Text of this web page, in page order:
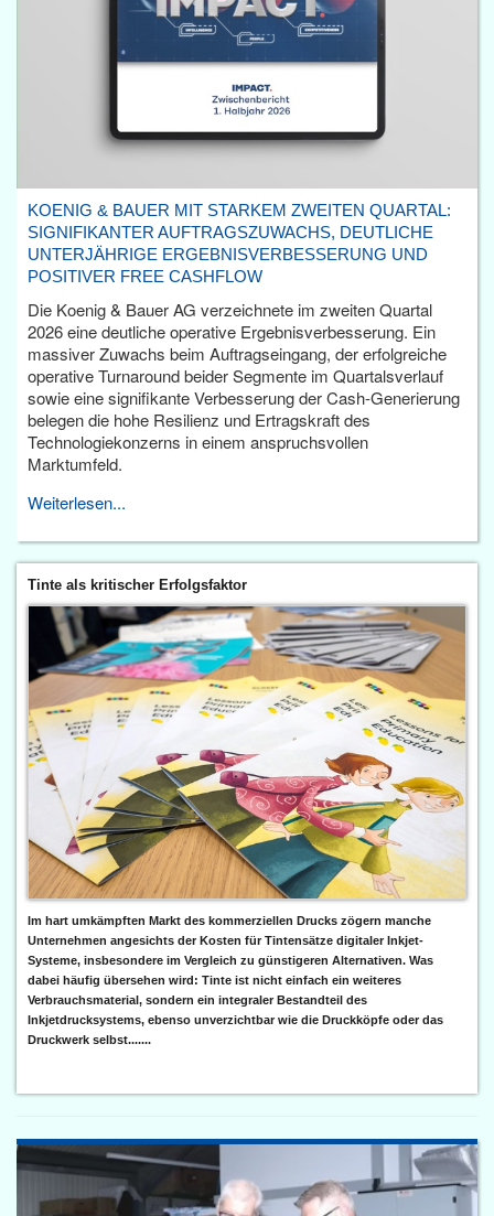
KOENIG & BAUER MIT STARKEM ZWEITEN QUARTAL:
SIGNIFIKANTER AUFTRAGSZUWACHS, DEUTLICHE
UNTERJÄHRIGE ERGEBNISVERBESSERUNG UND
POSITIVER FREE CASHFLOW
Die Koenig & Bauer AG verzeichnete im zweiten Quartal
2026 eine deutliche operative Ergebnisverbesserung. Ein
massiver Zuwachs beim Auftragseingang, der erfolgreiche
operative Turnaround beider Segmente im Quartalsverlauf
sowie eine signifikante Verbesserung der Cash-Generierung
belegen die hohe Resilienz und Ertragskraft des
Technologiekonzerns in einem anspruchsvollen
Marktumfeld.
Weiterlesen...
Tinte als kritischer Erfolgsfaktor
Im hart umkämpften Markt des kommerziellen Drucks zögern manche
Unternehmen angesichts der Kosten für Tintensätze digitaler Inkjet-
Systeme, insbesondere im Vergleich zu günstigeren Alternativen. Was
dabei häufig übersehen wird: Tinte ist nicht einfach ein weiteres
Verbrauchsmaterial, sondern ein integraler Bestandteil des
Inkjetdrucksystems, ebenso unverzichtbar wie die Druckköpfe oder das
Druckwerk selbst.......